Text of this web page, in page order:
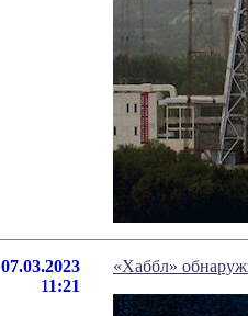
07.03.2023
11:21
«Хаббл»